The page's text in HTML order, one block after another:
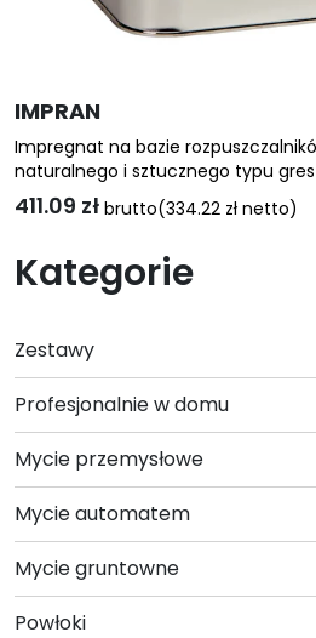
Kategorie
Zestawy
Profesjonalnie w domu
Mycie przemysłowe
Mycie automatem
Mycie gruntowne
Powłoki
IMPRAN
Impregnat na bazie
naturalnego i sztucznego typu
411.09 zł brutto(334.22 zł netto)